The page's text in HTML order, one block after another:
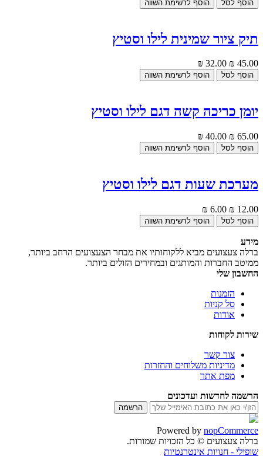
תיק ציור שמינית לילו וסטיץ
45.00 ₪
32.00 ₪
יומן כריכה קשה דגם לילו וסטיץ
65.00 ₪
40.00 ₪
מערכת שעות דגם לילו וסטיץ
12.00 ₪
6.00 ₪
מידע
ברלה צעצועים מביא ללקוחותיו את מבחר הצעצועים הרחב ביותר,
ממיטב החברות והמותגים ובמחירים הזולים ביותר.
החשבון שלי
הזמנות
סל קניות
אודות
שירות לקוחות
צור קשר
מדיניות משלוחים והחזרות
מפת אתר
הרשמה לחדשות ועדכונים
Powered by nopCommerce
ברלה צעצועים © כל הזכויות שמורות.
שופילי - חנויות אינטרנטיות